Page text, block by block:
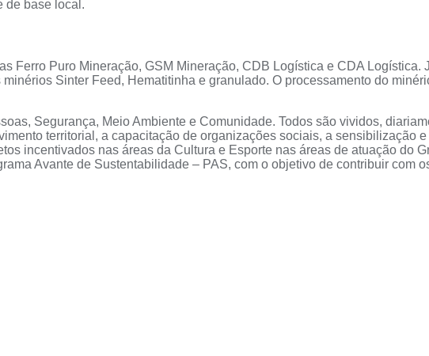
de base local.
Ferro Puro Mineração, GSM Mineração, CDB Logística e CDA Logística.
Sinter Feed, Hematitinha e granulado. O processamento do
Segurança, Meio Ambiente e Comunidade. Todos são vividos,
territorial, a capacitação de organizações sociais, a sensibilização
incentivados nas áreas da Cultura e Esporte nas áreas de atuação do
Avante de Sustentabilidade – PAS, com o objetivo de contribuir com